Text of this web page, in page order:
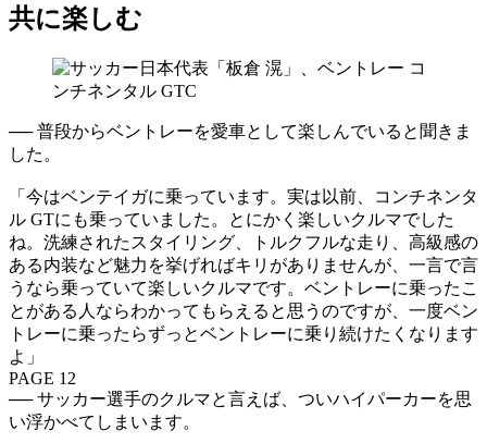
共に楽しむ
── 普段からベントレーを愛車として楽しんでいると聞きま
した。
「今はベンテイガに乗っています。実は以前、コンチネンタ
ル GTにも乗っていました。とにかく楽しいクルマでした
ね。洗練されたスタイリング、トルクフルな走り、高級感の
ある内装など魅力を挙げればキリがありませんが、一言で言
うなら乗っていて楽しいクルマです。ベントレーに乗ったこ
とがある人ならわかってもらえると思うのですが、一度ベン
トレーに乗ったらずっとベントレーに乗り続けたくなります
よ」
PAGE 12
── サッカー選手のクルマと言えば、ついハイパーカーを思
い浮かべてしまいます。